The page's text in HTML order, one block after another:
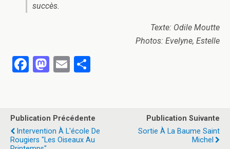
succès.
Texte: Odile Moutte
Photos: Evelyne, Estelle
F
b
o
M
o
d
E
g
er
Publication Précédente
Intervention À L'école De
Rougiers "les Oiseaux Au
Publication Suivante
Sortie À La Baume Saint
Michel